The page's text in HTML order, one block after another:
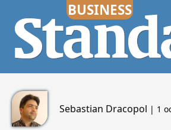
Sebastian Dracopol | 1